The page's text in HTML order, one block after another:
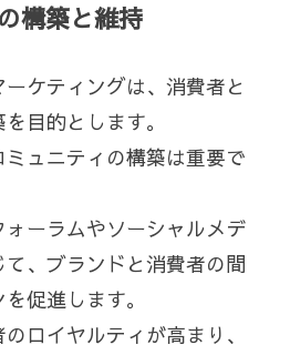
構築と維持
ケティングは、消費者と
目的とします。
ュニティの構築は重要で
ーラムやソーシャルメデ
、ブランドと消費者の間
促進します。
ロイヤルティが高まり、